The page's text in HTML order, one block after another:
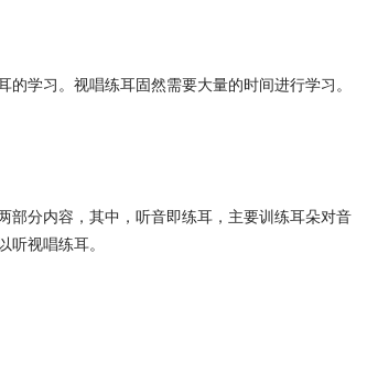
学习。视唱练耳固然需要大量的时间进行学习。
部分内容，其中，听音即练耳，主要训练耳朵对音
听视唱练耳。